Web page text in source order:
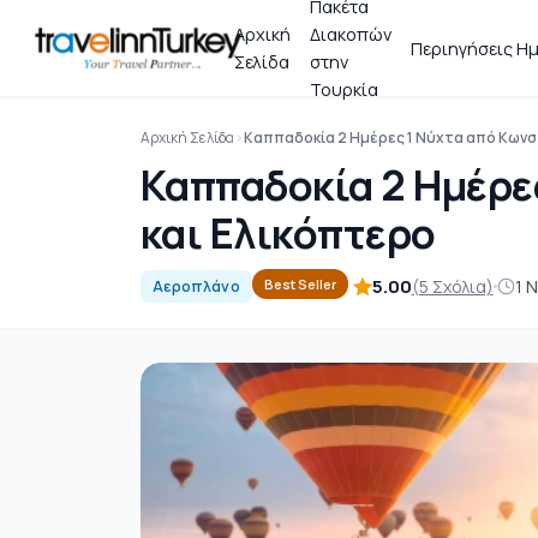
Αρχική
Σελίδα
Πακέτα
Διακοπών
στην
Τουρκία
Περιηγήσεις
Αρχική Σελίδα Καππαδοκία 2 Ημέρες 1 Νύχτα από
Καππαδοκία 2
και Ελικόπτερο
Αεροπλάνο Best Seller 5.00(5 Σχόλια) 1